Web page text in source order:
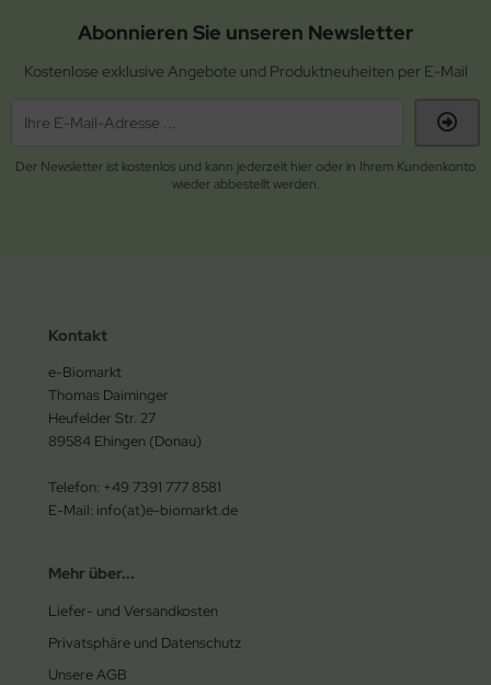
Abonnieren Sie unseren Newsletter
Kostenlose exklusive Angebote und Produktneuheiten per E-Mail
Der Newsletter ist kostenlos und kann jederzeit hier oder in Ihrem Kundenkonto
wieder abbestellt werden.
Kontakt
e-Biomarkt
Thomas Daiminger
Heufelder Str. 27
89584 Ehingen (Donau)
Telefon: +49 7391 777 8581
E-Mail: info(at)e-biomarkt.de
Mehr über...
Liefer- und Versandkosten
Privatsphäre und Datenschutz
Unsere AGB